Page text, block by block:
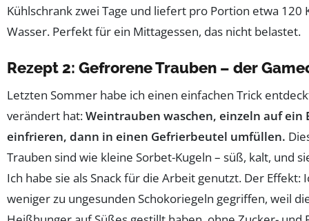
Kühlschrank zwei Tage und liefert pro Portion etwa 120
Wasser. Perfekt für ein Mittagessen, das nicht belastet.
Rezept 2: Gefrorene Trauben – der
Letzten Sommer habe ich einen einfachen Trick
verändert hat:Weintrauben waschen, einzeln auf ein
einfrieren, dann in einen Gefrierbeutel umfüllen.
Trauben sind wie kleine Sorbet-Kugeln – süß, kalt, und
Ich habe sie als Snack für die Arbeit genutzt. Der Effekt:
weniger zu ungesunden Schokoriegeln gegriffen, weil